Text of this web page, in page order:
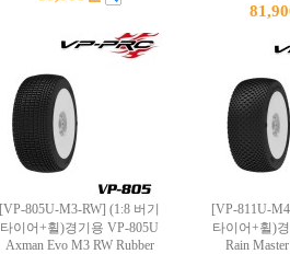
[VP-805U-M3-RW] (1:8 버기
타이어+휠)경기용 VP-805U
Axman Evo M3 RW Rubber
[VP-811U-
타이어+휠)
Rain